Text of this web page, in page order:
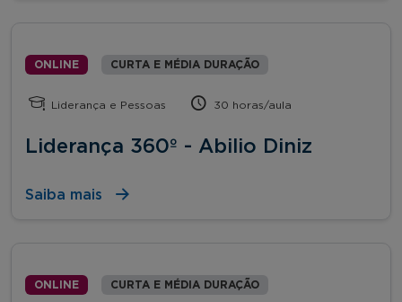
ONLINE CURTA E MÉDIA DURAÇÃO
Liderança e Pessoas 30 horas/aula
Liderança 360º - Abilio Diniz
Saiba mais
ONLINE CURTA E MÉDIA DURAÇÃO